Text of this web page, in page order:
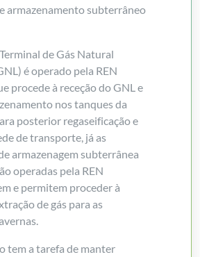
armazenamento subterrâneo
de Gás Natural
é operado pela REN
procede à receção do GNL e
nos tanques da
posterior regaseificação e
de transporte, já as
armazenagem subterrânea
operadas pela REN
e permitem proceder à
de gás para as
tem a tarefa de manter